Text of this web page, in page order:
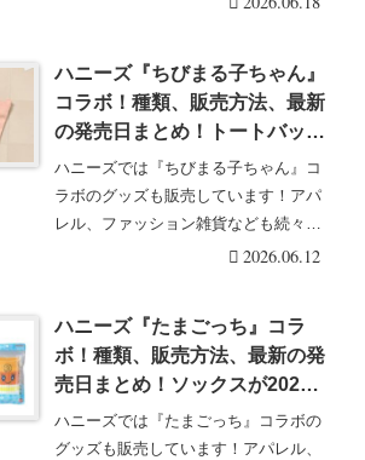
ハニーズ『ちびまる子ちゃん』
コラボ！種類、販売方法、最新
の発売日まとめ！トートバッグ
が2026年6月より新発売！店
頭、オンラインも？
ハニーズでは『ちびまる子ちゃん』コ
ラボのグッズも販売しています！アパ
レル、ファッション雑貨なども続々発
売！Honeys（・・・続きを読む2026.06.12
ハニーズ『たまごっち』コラ
ボ！種類、販売方法、最新の発
売日まとめ！ソックスが2026
年夏より新発売！店頭、オンラ
インも！
ハニーズでは『たまごっち』コラボの
グッズも販売しています！アパレル、